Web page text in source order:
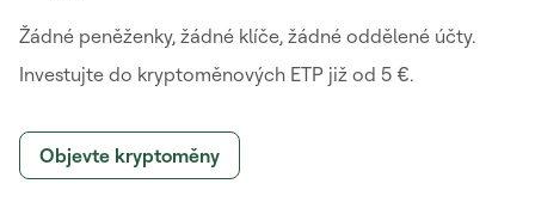
Žádné peněženky, žádné klíče, žádné oddělené účty.
Investujte do kryptoměnových ETP již od 5 €.
Objevte kryptoměny